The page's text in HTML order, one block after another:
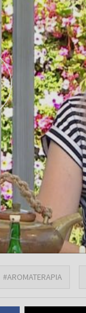
#AROMATERAPIA